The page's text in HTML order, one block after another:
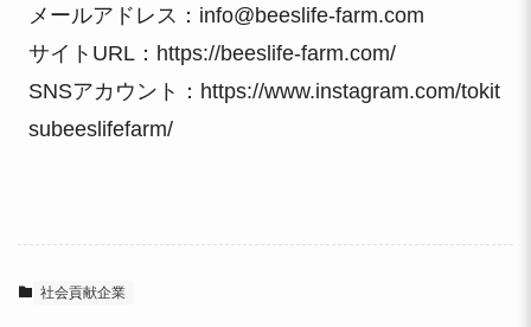
メールアドレス：info@beeslife-farm.com
サイトURL： https://beeslife-farm.com/
SNSアカウント： https://www.instagram.com/tokit
subeeslifefarm/
社会貢献企業